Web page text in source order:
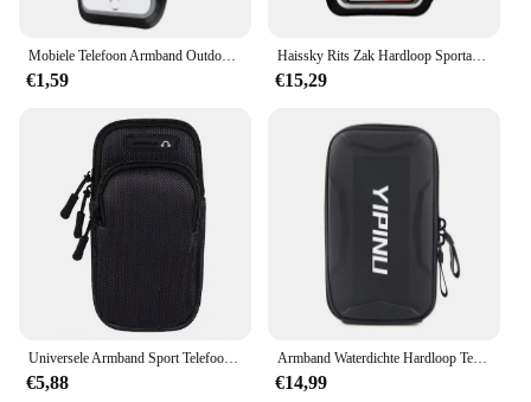
€1,59
Haissky Rits Zak Hardloop Sportarmband Voor Iphone 15 Ultra 14 13 12 11 Pro Max 15 Plus Riem Op Hand Telefoon Brassard Tassen
€15,29
€5,88
Armband Waterdichte Hardloop Telefoon Houder Schokbestendig Lichtgevende Mobiele Arm Tas Voor Samsung Xiaomi Huawei Iphone 13 14 Pro Max Case
€14,99